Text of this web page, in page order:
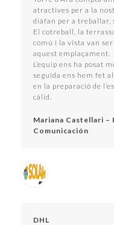
atractives per a la
diàfan per a treballar,
El cotreball, la
comú i la vista van
aquest emplaçament.
L’equip ens ha posat
seguida ens hem fet
en la preparació de
càlid.
Mariana Castellari –
Comunicación
DHL